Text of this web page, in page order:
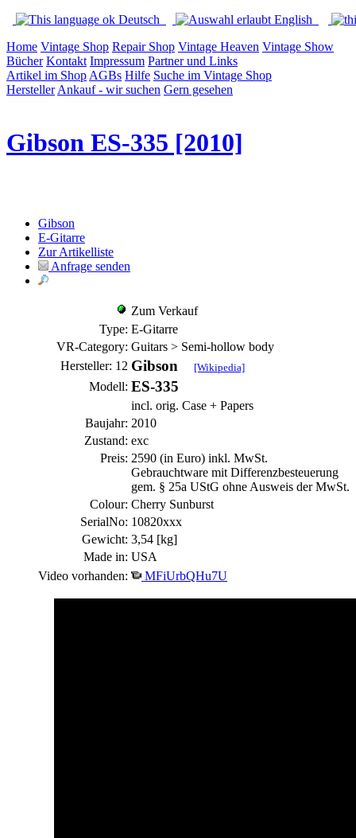
Deutsch
English
Home Vintage Shop Repair Shop Vintage Heaven Vintage Show
Bücher Kontakt Impressum Partner und Links
Artikel im Shop AGBs Hilfe Suche im Vintage Shop
Hersteller Ankauf - wir suchen Gern gesehen
Gibson ES-335 [2010]
Gibson
E-Gitarre
Zur Artikelliste
Anfrage senden
Zum Verkauf
Type: E-Gitarre
VR-Category: Guitars > Semi-hollow body
Hersteller: 12 Gibson [Wikipedia]
Modell: ES-335
incl. orig. Case + Papers
Baujahr: 2010
Zustand: exc
Preis: 2590 (in Euro) inkl. MwSt.
Gebrauchtware mit Differenzbesteuerung
gem. § 25a UStG ohne Ausweis der MwSt.
Colour: Cherry Sunburst
SerialNo: 10820xxx
Gewicht: 3,54 [kg]
Made in: USA
Video vorhanden:
MFiUrbQHu7U